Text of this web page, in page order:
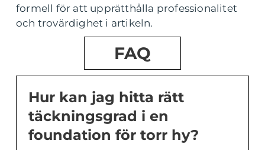
formell för att upprätthålla professionalitet
och trovärdighet i artikeln.
FAQ
Hur kan jag hitta rätt
täckningsgrad i en
foundation för torr hy?